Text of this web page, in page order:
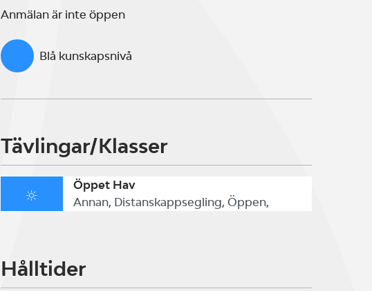
Anmälan är inte öppen
Blå kunskapsnivå
Tävlingar/Klasser
Öppet Hav
Annan, Distanskappsegling, Öppen,
Hålltider